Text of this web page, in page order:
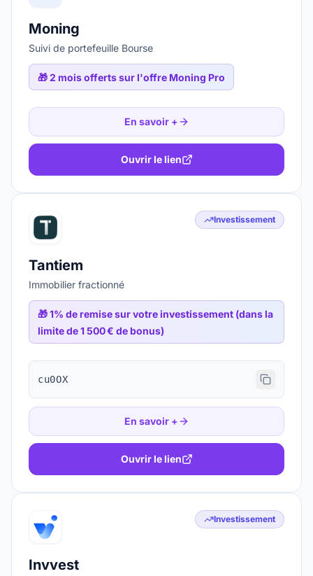
Moning
Suivi de portefeuille Bourse
🎁2 mois offerts sur l'offre Moning Pro
En savoir +
Ouvrir le lien
Investissement
Tantiem
Immobilier fractionné
🎁1% de remise sur votre investissement (dans la
limite de 1 500 € de bonus)
cu0OX
En savoir +
Ouvrir le lien
Investissement
Invvest